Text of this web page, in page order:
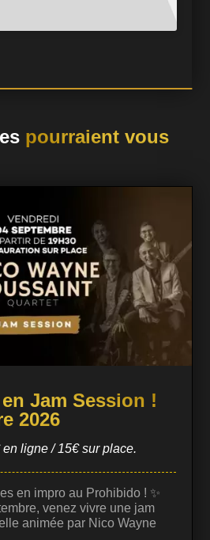
pourraient vous
Jam Session !
2026
ligne / 15€ sur place.
en impro au Prohibido ! ✨
venez vivre une jam
animée par Nico Wayne